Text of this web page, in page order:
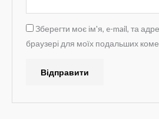
Зберегти моє ім'я, e-mail, та
браузері для моїх подальших